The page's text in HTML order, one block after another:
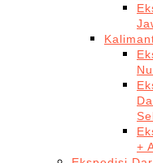
+